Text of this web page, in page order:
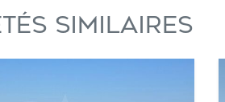
SIMILAIRES